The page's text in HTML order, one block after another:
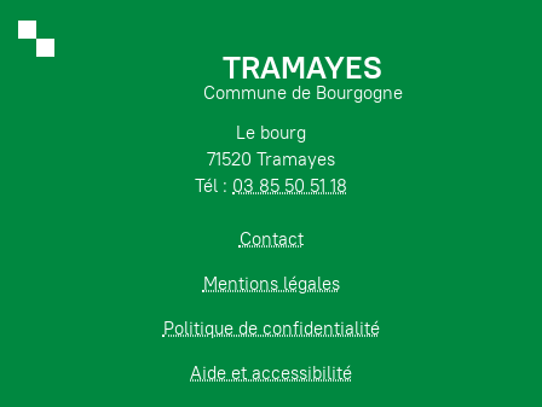
TRAMAYES
Commune de Bourgogne
Le bourg
71520 Tramayes
Tél : 03 85 50 51 18
Contact
Mentions légales
Politique de confidentialité
Aide et accessibilité